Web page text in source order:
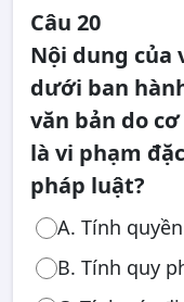
Câu 20
Nội dung của
dưới ban
văn bản do
là vi phạm
pháp luật?
A. Tính
B. Tính quy